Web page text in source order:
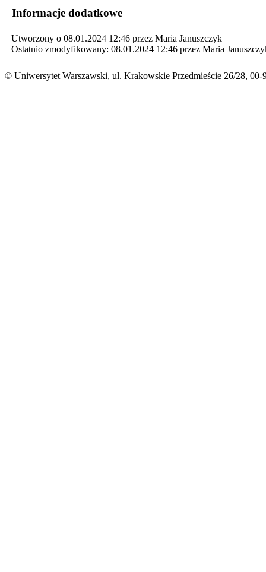
Informacje dodatkowe
Utworzony o 08.01.2024 12:46 przez Maria Januszczyk
Ostatnio zmodyfikowany: 08.01.2024 12:46 przez Maria
© Uniwersytet Warszawski, ul. Krakowskie Przedmieście 26/28, 00-